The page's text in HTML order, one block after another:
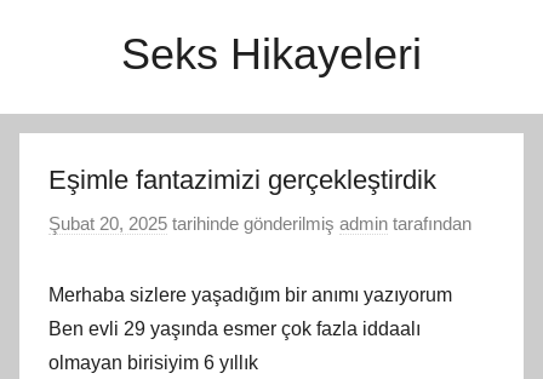
Seks Hikayeleri
Eşimle fantazimizi gerçekleştirdik
Şubat 20, 2025 tarihinde gönderilmiş admin tarafından
Merhaba sizlere yaşadığım bir anımı yazıyorum
Ben evli 29 yaşında esmer çok fazla iddaalı
olmayan birisiyim 6 yıllık